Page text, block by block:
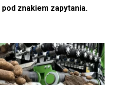
znakiem zapytania.